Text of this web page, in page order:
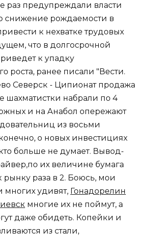
раз предупреждали власти
снижение рождаемости в
к нехватке трудовых
что в долгосрочной
к упадку
роста, ранее писали "Вести.
Северск - Ципионат продажа
шахматистки набрали по 4
и на Анабол опережают
из восьми
о новых инвестициях
больше не думает. Вывод-
их величине бумага
рынку раза в 2. Боюсь, мои
удивят, Гонадорелин
многие их не поймут, а
даже обидеть. Копейки и
из стали,